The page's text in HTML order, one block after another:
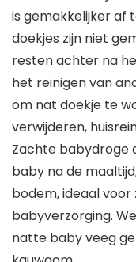
is gemakkelijker af
doekjes zijn niet
resten achter na
het reinigen van
om nat doekje te
verwijderen,
Zachte babydroge
baby na de
bodem, ideaal
babyverzorging.
natte baby veeg